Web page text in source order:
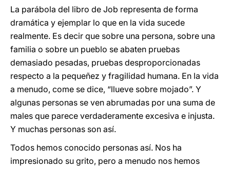
La parábola del libro de Job representa de forma
dramática y ejemplar lo que en la vida sucede
realmente. Es decir que sobre una persona, sobre una
familia o sobre un pueblo se abaten pruebas
demasiado pesadas, pruebas desproporcionadas
respecto a la pequeñez y fragilidad humana. En la vida
a menudo, come se dice, “llueve sobre mojado”. Y
algunas personas se ven abrumadas por una suma de
males que parece verdaderamente excesiva e injusta.
Y muchas personas son así.
Todos hemos conocido personas así. Nos ha
impresionado su grito, pero a menudo nos hemos